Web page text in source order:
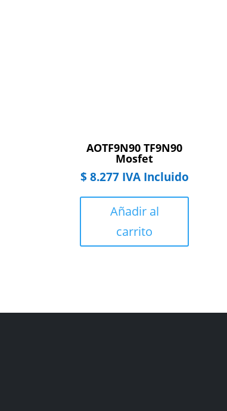
AOTF9N90 TF9N90
Mosfet
$8.277 IVA Incluido
Añadir al
carrito